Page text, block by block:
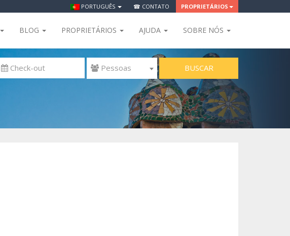
PORTUGUÊS ☎ CONTATO PROPRIETÁRIOS
BLOG PROPRIETÁRIOS AJUDA SOBRE NÓS
 Pessoas BUSCAR